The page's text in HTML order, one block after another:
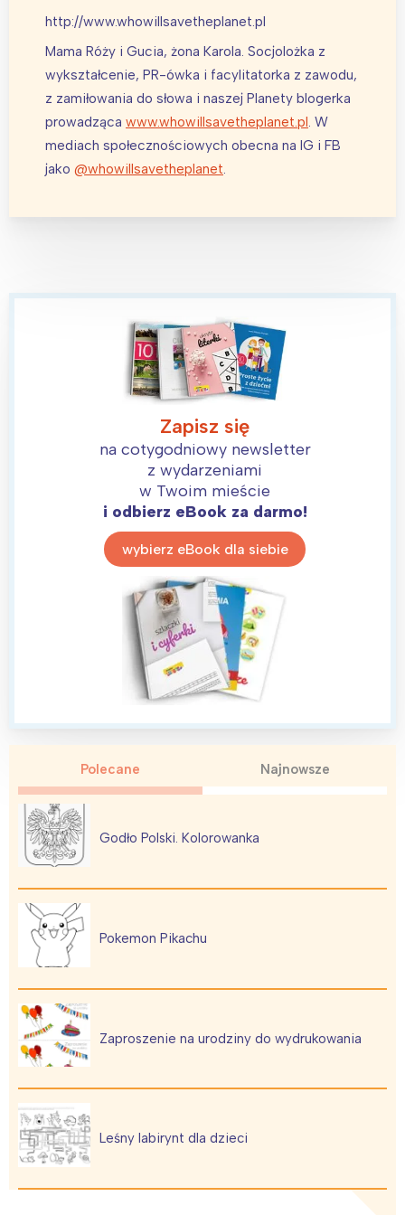
http://www.whowillsavetheplanet.pl
Mama Róży i Gucia, żona Karola. Socjolożka z
wykształcenie, PR-ówka i facylitatorka z zawodu,
z zamiłowania do słowa i naszej Planety blogerka
prowadząca www.whowillsavetheplanet.pl. W
mediach społecznościowych obecna na IG i FB
jako @whowillsavetheplanet.
Zapisz się
na cotygodniowy newsletter
z wydarzeniami
w Twoim mieście
i odbierz eBook za darmo!
wybierz eBook dla siebie
Polecane Najnowsze
Godło Polski. Kolorowanka
Pokemon Pikachu
Zaproszenie na urodziny do wydrukowania
Leśny labirynt dla dzieci